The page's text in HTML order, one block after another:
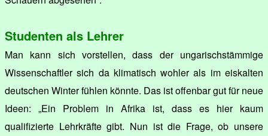
Studenten als Lehrer
Man kann sich vorstellen, dass der ungarischstämmige
Wissenschaftler sich da klimatisch wohler als im eiskalten
deutschen Winter fühlen könnte. Das ist offenbar gut für neue
Ideen: „Ein Problem in Afrika ist, dass es hier kaum
qualifizierte Lehrkräfte gibt. Nun ist die Frage, ob unsere